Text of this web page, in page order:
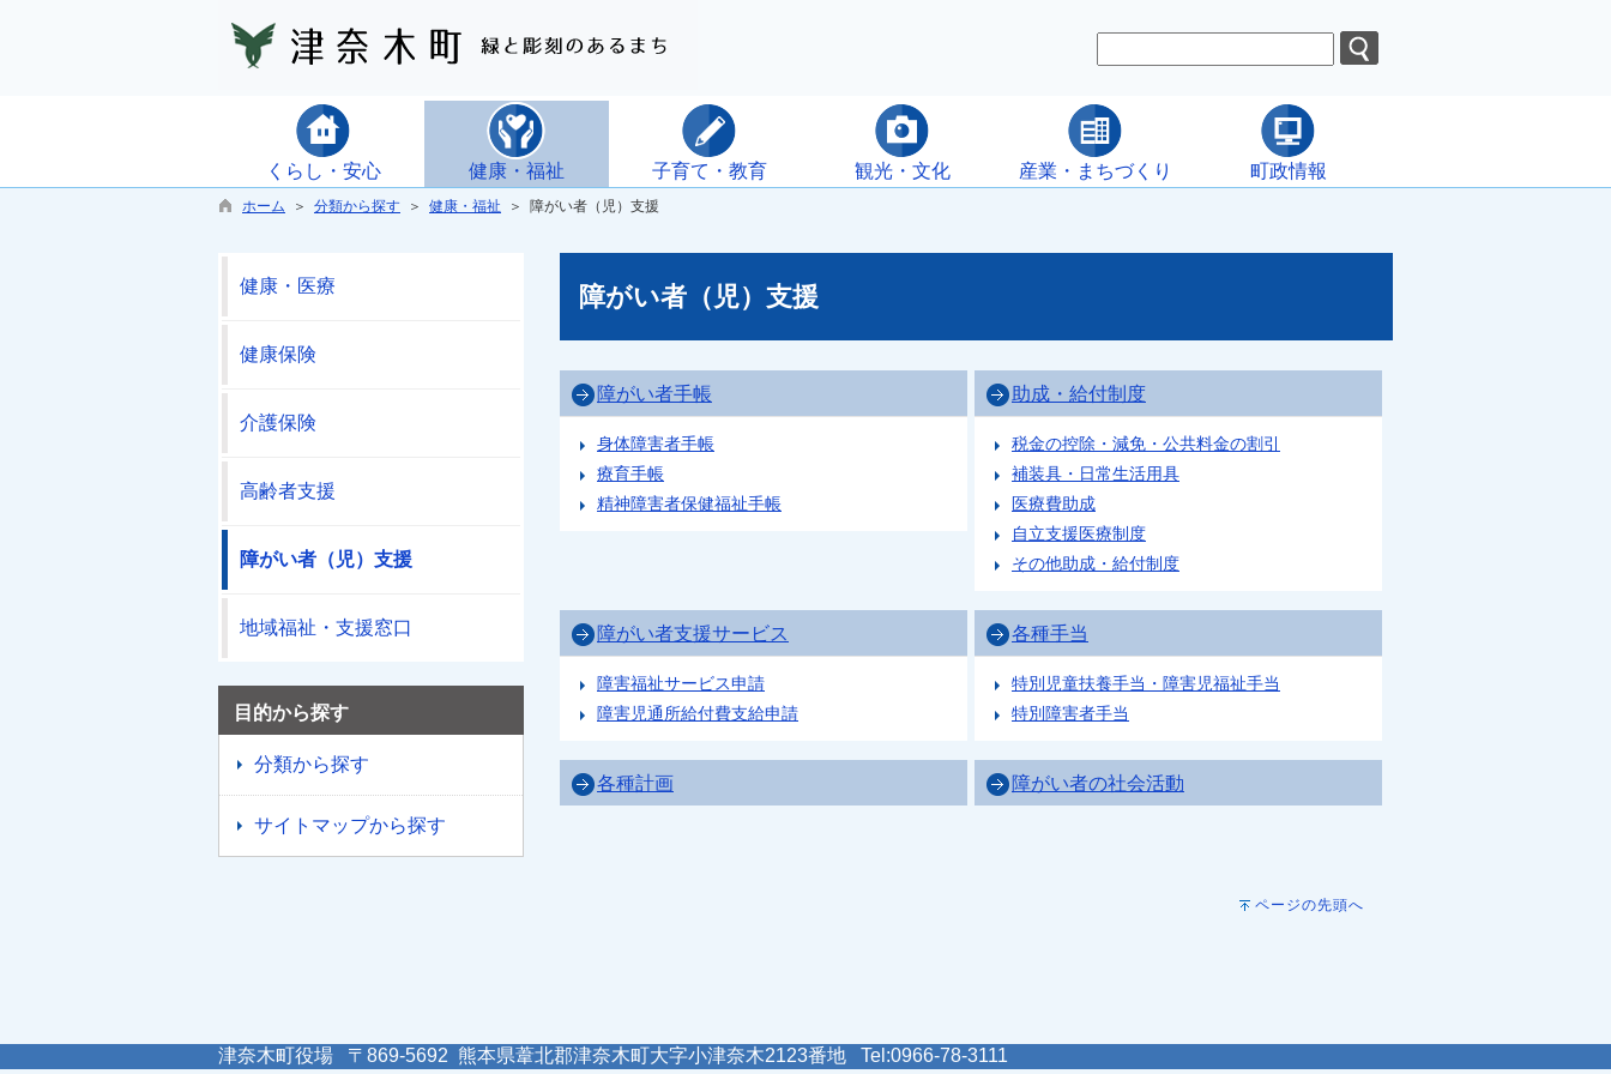
くらし・安心 健康・福祉 子育て・教育 観光・文化 産業・まちづくり 町政情報
ホーム ＞ 分類から探す ＞ 健康・福祉 ＞ 障がい者（児）支援
障がい者（児）支援
障がい者手帳
身体障害者手帳
療育手帳
精神障害者保健福祉手帳
助成・給付制度
税金の控除・減免・公共料金の割引
補装具・日常生活用具
医療費助成
自立支援医療制度
その他助成・給付制度
障がい者支援サービス
障害福祉サービス申請
障害児通所給付費支給申請
各種手当
特別児童扶養手当・障害児福祉手当
特別障害者手当
各種計画 障がい者の社会活動
健康・医療
健康保険
介護保険
高齢者支援
障がい者（児）支援
地域福祉・支援窓口
目的から探す
分類から探す
サイトマップから探す
ページの先頭へ
津奈木町役場 〒869-5692 熊本県葦北郡津奈木町大字小津奈木2123番地 Tel:0966-78-3111